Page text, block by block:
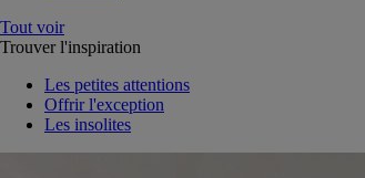
Tout voir
Trouver l'inspiration
Les petites attentions
Offrir l'exception
Les insolites